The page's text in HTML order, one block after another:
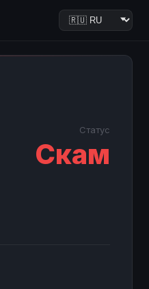
Статус
Скам